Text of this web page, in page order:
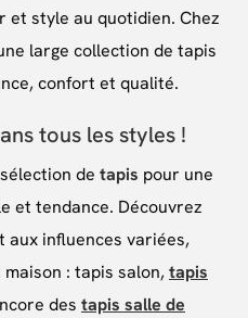
et style au quotidien. Chez
large collection de tapis
confort et qualité.
tous les styles !
de tapis pour une
et tendance. Découvrez
aux influences variées,
: tapis salon,tapis
des tapis salle de